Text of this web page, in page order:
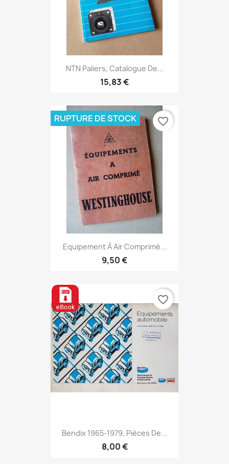
NTN Paliers, Catalogue De...
15,83 €
Equipement À Air Comprimé...
9,50 €
RUPTURE DE STOCK favorite_border
Bendix 1965-1979, Pièces De...
8,00 €
favorite_border